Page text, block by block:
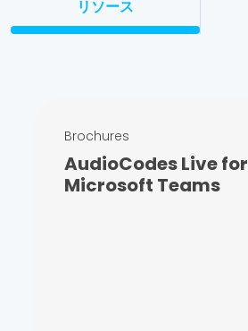
リソース
Brochures
AudioCodes Live for
Microsoft Teams